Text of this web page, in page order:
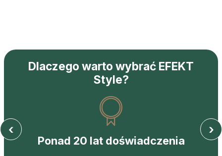
Dlaczego warto wybrać EFEKT
Style?
Ponad 20 lat doświadczenia
‹ ›